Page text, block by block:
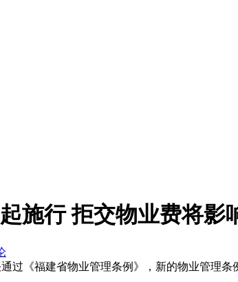
施行 拒交物业费将影
过《福建省物业管理条例》，新的物业管理